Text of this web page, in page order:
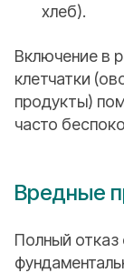
хлеб).
Включение в
клетчатки
продукты)
часто
Вредные
Полный отказ